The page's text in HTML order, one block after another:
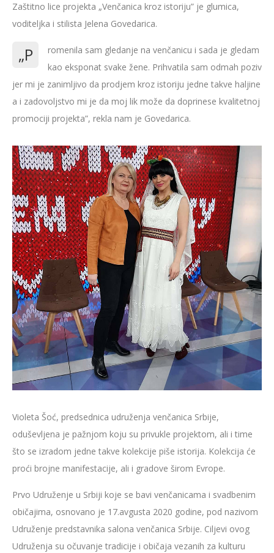
Zaštitno lice projekta „Venčanica kroz istoriju” je glumica,
voditeljka i stilista Jelena Govedarica.
„P
romenila sam gledanje na venčanicu i sada je gledam
kao eksponat svake žene. Prihvatila sam odmah poziv
jer mi je zanimljivo da prodjem kroz istoriju jedne takve haljine
a i zadovoljstvo mi je da moj lik može da doprinese kvalitetnoj
promociji projekta”, rekla nam je Govedarica.
Violeta Šoć, predsednica udruženja venčanica Srbije,
oduševljena je pažnjom koju su privukle projektom, ali i time
što se izradom jedne takve kolekcije piše istorija. Kolekcija će
proći brojne manifestacije, ali i gradove širom Evrope.
Prvo Udruženje u Srbiji koje se bavi venčanicama i svadbenim
običajima, osnovano je 17.avgusta 2020 godine, pod nazivom
Udruženje predstavnika salona venčanica Srbije. Ciljevi ovog
Udruženja su očuvanje tradicije i običaja vezanih za kulturu